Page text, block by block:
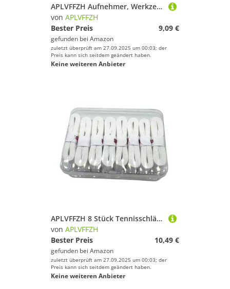
APLVFFZH Aufnehmer, Werkzeug für Herren Und Damen, Einfach zu Bedienen, Zubehör, Geschenk, Ersatz
von APLVFFZH
Bester Preis
9,09 €
gefunden bei Amazon
zuletzt überprüft am 27.09.2025 um 00:03; der
Preis kann sich seitdem geändert haben.
Keine weiteren Anbieter
APLVFFZH 8 Stück Tennisschläger Griffband Racket Griffband Badmintonschläger Griffband Overgrip Griffpolsterung Weiche Oberfläche Schweißresistent PU für Tenni, Weiß
von APLVFFZH
Bester Preis
10,49 €
gefunden bei Amazon
zuletzt überprüft am 27.09.2025 um 00:03; der
Preis kann sich seitdem geändert haben.
Keine weiteren Anbieter